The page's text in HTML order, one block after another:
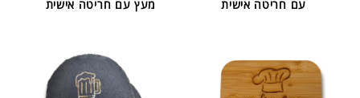
עם חריטה אישית
מעץ עם חריטה אישית